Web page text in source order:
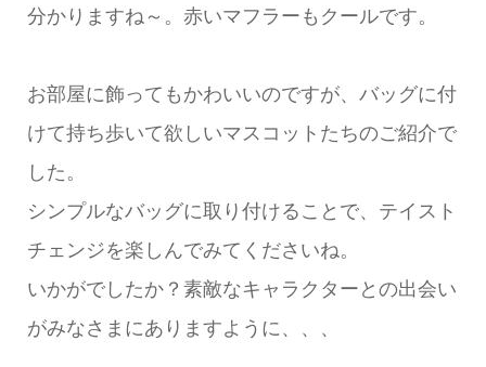
分かりますね～。赤いマフラーもクールです。
お部屋に飾ってもかわいいのですが、バッグに付
けて持ち歩いて欲しいマスコットたちのご紹介で
した。
シンプルなバッグに取り付けることで、テイスト
チェンジを楽しんでみてくださいね。
いかがでしたか？素敵なキャラクターとの出会い
がみなさまにありますように、、、